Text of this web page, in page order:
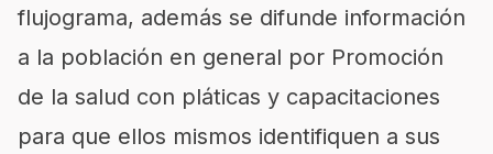
flujograma, además se difunde información
a la población en general por Promoción
de la salud con pláticas y capacitaciones
para que ellos mismos identifiquen a sus